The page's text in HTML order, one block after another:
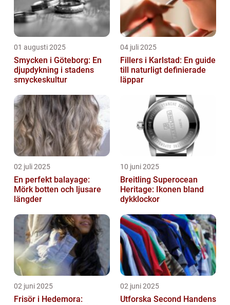
01 augusti 2025
Smycken i Göteborg: En
djupdykning i stadens
smyckeskultur
04 juli 2025
Fillers i Karlstad: En guide
till naturligt definierade
läppar
02 juli 2025
En perfekt balayage:
Mörk botten och ljusare
längder
10 juni 2025
Breitling Superocean
Heritage: Ikonen bland
dykklockor
02 juni 2025
Frisör i Hedemora:
02 juni 2025
Utforska Second Handens